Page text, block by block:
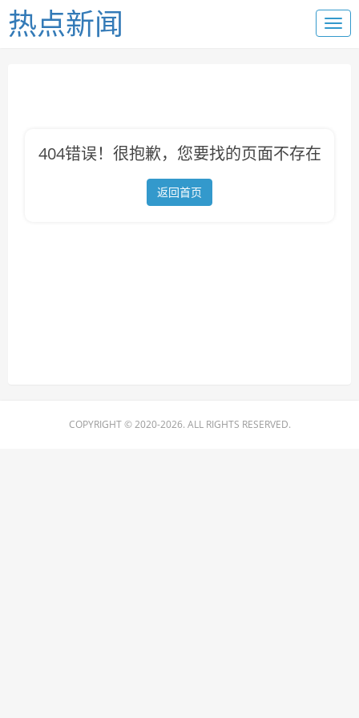
热点新闻
404错误！很抱歉，您要找的页面不存在
返回首页
COPYRIGHT © 2020-2026. ALL RIGHTS RESERVED.